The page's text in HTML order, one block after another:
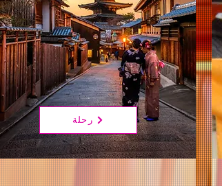
رحلة